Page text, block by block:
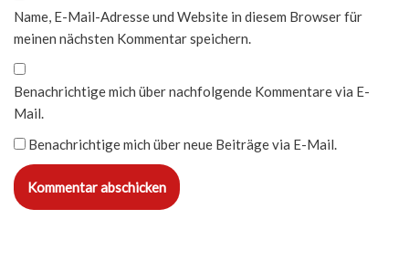
Name, E-Mail-Adresse und Website in diesem Browser für
meinen nächsten Kommentar speichern.
Benachrichtige mich über nachfolgende Kommentare via E-
Mail.
Benachrichtige mich über neue Beiträge via E-Mail.